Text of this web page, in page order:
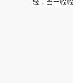
验，当一幅